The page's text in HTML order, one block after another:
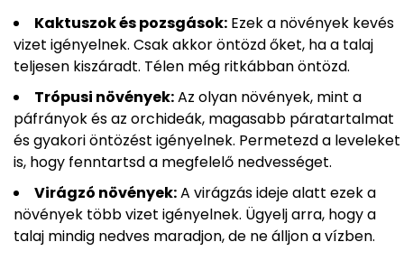
Kaktuszok és pozsgások: Ezek a növények kevés
vizet igényelnek. Csak akkor öntözd őket, ha a talaj
teljesen kiszáradt. Télen még ritkábban öntözd.
Trópusi növények:Az olyan növények, mint a
páfrányok és az orchideák, magasabb páratartalmat
és gyakori öntözést igényelnek. Permetezd a leveleket
is, hogy fenntartsd a megfelelő nedvességet.
Virágzó növények:A virágzás ideje alatt ezek a
növények több vizet igényelnek. Ügyelj arra, hogy a
talaj mindig nedves maradjon, de ne álljon a vízben.